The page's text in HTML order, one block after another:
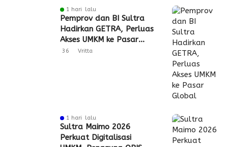
1 hari lalu
Pemprov dan BI Sultra
Hadirkan GETRA, Perluas
Akses UMKM ke Pasar
Global
36 Vritta
1 hari lalu
Sultra Maimo 2026
Perkuat Digitalisasi